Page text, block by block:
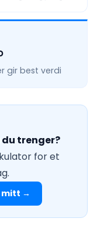
gir best verdi
trenger?
for et
mitt →